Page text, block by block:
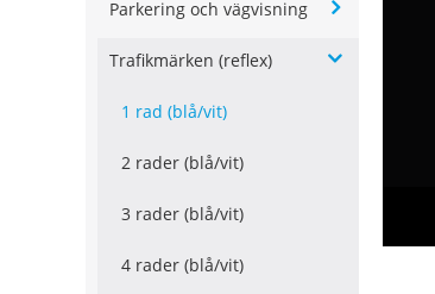
Parkering och vägvisning
Trafikmärken (reflex)
1 rad (blå/vit)
2 rader (blå/vit)
3 rader (blå/vit)
4 rader (blå/vit)